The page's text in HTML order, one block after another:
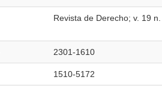
Revista de Derecho; v. 19
2301-1610
1510-5172